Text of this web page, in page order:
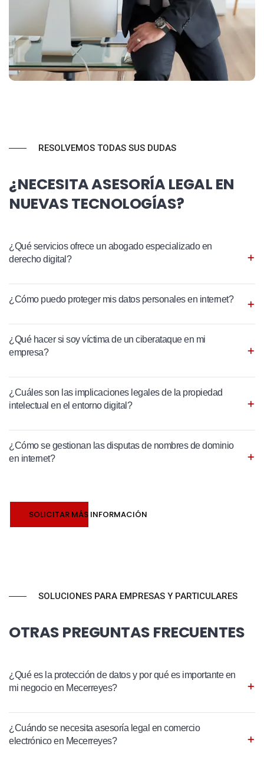
RESOLVEMOS TODAS SUS DUDAS
¿NECESITA ASESORÍA LEGAL EN
NUEVAS TECNOLOGÍAS?
¿Qué servicios ofrece un abogado especializado en
derecho digital?
¿Cómo puedo proteger mis datos personales en internet?
¿Qué hacer si soy víctima de un ciberataque en mi
empresa?
¿Cuáles son las implicaciones legales de la propiedad
intelectual en el entorno digital?
¿Cómo se gestionan las disputas de nombres de dominio
en internet?
SOLICITAR MÁS INFORMACIÓN
SOLUCIONES PARA EMPRESAS Y PARTICULARES
OTRAS PREGUNTAS FRECUENTES
¿Qué es la protección de datos y por qué es importante en
mi negocio en Mecerreyes?
¿Cuándo se necesita asesoría legal en comercio
electrónico en Mecerreyes?